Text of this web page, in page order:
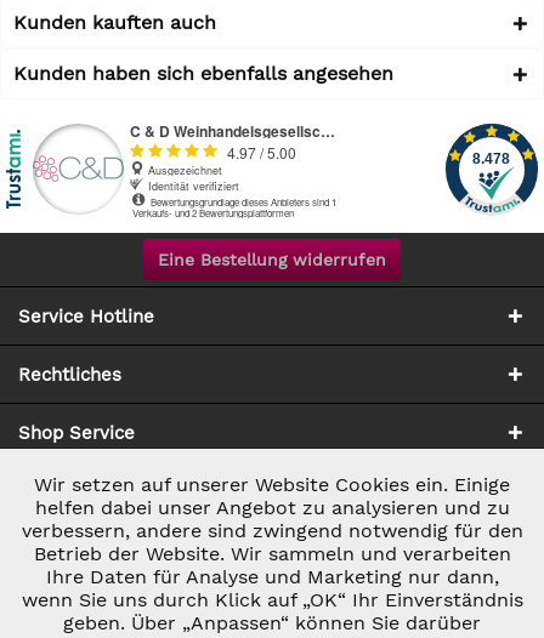
Kunden kauften auch
Kunden haben sich ebenfalls angesehen
Eine Bestellung widerrufen
Service Hotline
Rechtliches
Shop Service
Zahlung & Versand
Notwendig Aktiv
Marketing Inaktiv
Inaktiv
Wir setzen auf unserer Website Cookies ein. Einige
helfen dabei unser Angebot zu analysieren und zu
verbessern, andere sind zwingend notwendig für den
Betrieb der Website. Wir sammeln und verarbeiten
Ihre Daten für Analyse und Marketing nur dann,
wenn Sie uns durch Klick auf „OK“ Ihr Einverständnis
geben. Über „Anpassen“ können Sie darüber